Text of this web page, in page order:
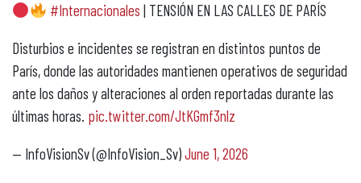
#Internacionales | TENSIÓN EN LAS CALLES DE PARÍS
Disturbios e incidentes se registran en distintos puntos de
París, donde las autoridades mantienen operativos de seguridad
ante los daños y alteraciones al orden reportadas durante las
últimas horas. pic.twitter.com/JtKGmf3nlz
— InfoVisionSv (@InfoVision_Sv)June 1, 2026